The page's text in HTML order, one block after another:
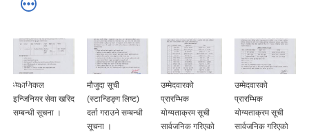
मेकानिकल
इन्जिनियर सेवा खरिद
सम्बन्धी सूचना ।
मौजुदा सूची
(स्टान्डिङ्ग लिष्ट)
दर्ता गराउने सम्बन्धी
सूचना ।
उम्मेदवारको
प्रारम्भिक
योग्यताक्रम सूची
सार्वजनिक गरिएको
उम्मेदवारको
प्रारम्भिक
योग्यताक्रम सूची
सार्वजनिक गरिएको